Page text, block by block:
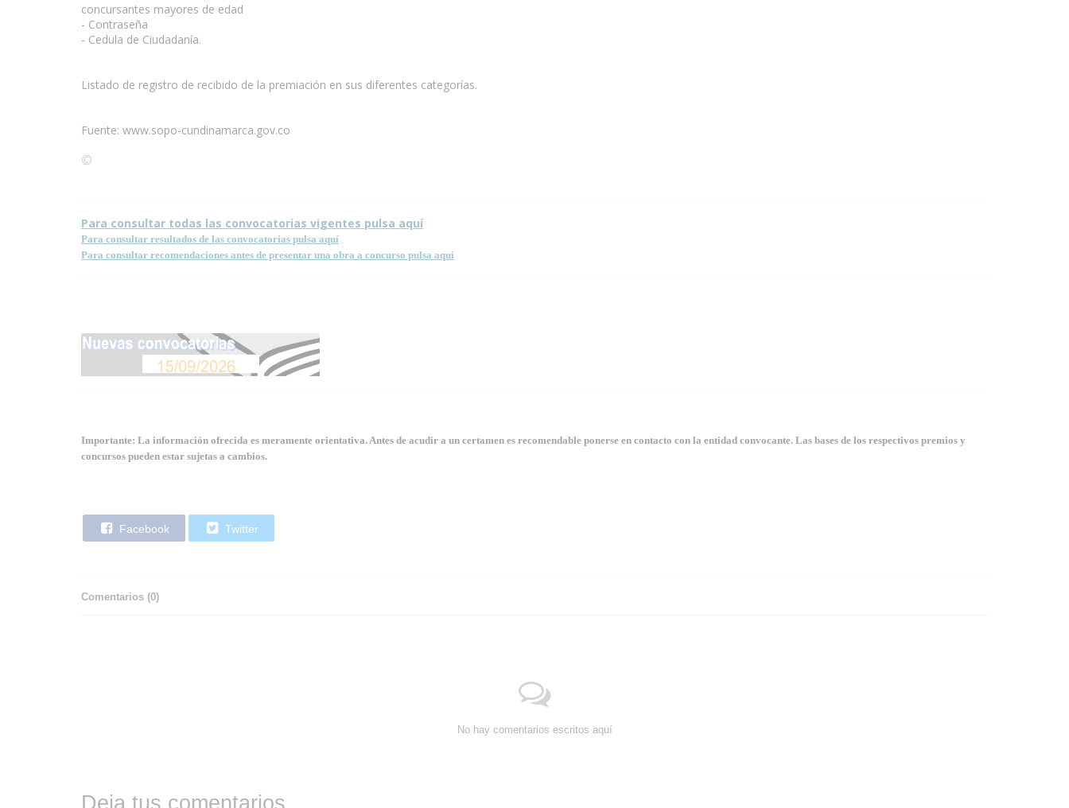
concursantes mayores de edad
- Contraseña
- Cedula de Ciudadanía.
Listado de registro de recibido de la premiación en sus diferentes categorías.
Fuente: www.sopo-cundinamarca.gov.co
©
Para consultar todas las convocatorias vigentes pulsa aquí
Para consultar resultados de las convocatorias pulsa aquí
Para consultar recomendaciones antes de presentar una obra a concurso pulsa aquí
Importante: La información ofrecida es meramente orientativa. Antes de acudir a un certamen es recomendable ponerse en contacto con la entidad convocante. Las bases de los respectivos premios y
concursos pueden estar sujetas a cambios.
Facebook Twitter
Comentarios (0)
No hay comentarios escritos aquí
Deja tus comentarios